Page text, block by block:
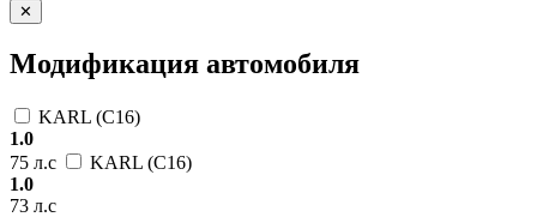
✕
Модификация автомобиля
KARL (C16)
1.0
75 л.с
KARL (C16)
1.0
73 л.с